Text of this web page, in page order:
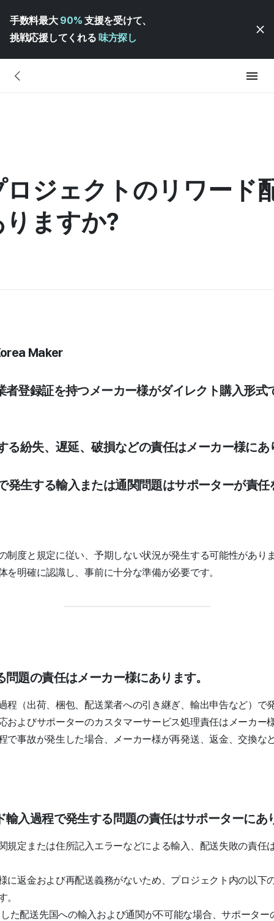
手数料最大 90% 支援を受けて、
挑戦応援してくれる 味方探し
ジェクトのリワード
ますか?
Maker
者登録証を持つメーカー様がダイレクト購入形式
る紛失、遅延、破損などの責任はメーカー様に
発生する輸入または通関問題はサポーターが責任
制度と規定に従い、予期しない状況が発生する可能性があり
を明確に認識し、事前に十分な準備が必要です。
題の責任はメーカー様にあります。
程（出荷、梱包、配送業者への引き継ぎ、輸出申告など）で
およびサポーターのカスタマーサービス処理責任はメーカー
で事故が発生した場合、メーカー様が再発送、返金、交換な
輸入過程で発生する問題の責任はサポーターにあ
規定または住所記入エラーなどによる輸入、配送失敗の責任
に返金および再配送義務がないため、プロジェクト内の以下
。
た配送先国への輸入および通関が不可能な場合、サポーター